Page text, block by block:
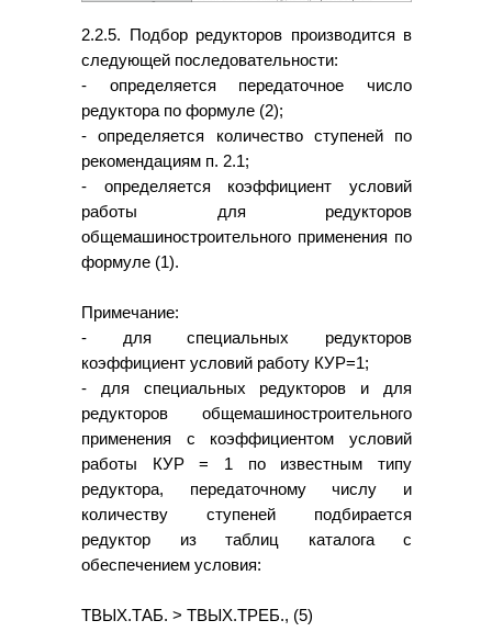
2.2.5. Подбор редукторов производится в
следующей последовательности:
- определяется передаточное число
редуктора по формуле (2);
- определяется количество ступеней по
рекомендациям п. 2.1;
- определяется коэффициент условий
работы для редукторов
общемашиностроительного применения по
формуле (1).
Примечание:
- для специальных редукторов
коэффициент условий работу КУР=1;
- для специальных редукторов и для
редукторов общемашиностроительного
применения с коэффициентом условий
работы КУР = 1 по известным типу
редуктора, передаточному числу и
количеству ступеней подбирается
редуктор из таблиц каталога с
обеспечением условия:
ТВЫХ.ТАБ. > ТВЫХ.ТРЕБ., (5)